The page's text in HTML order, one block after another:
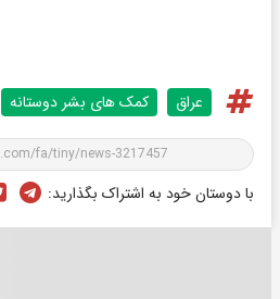
عراق کمک های بشر دوستانه
با دوستان خود به اشتراک بگذارید: